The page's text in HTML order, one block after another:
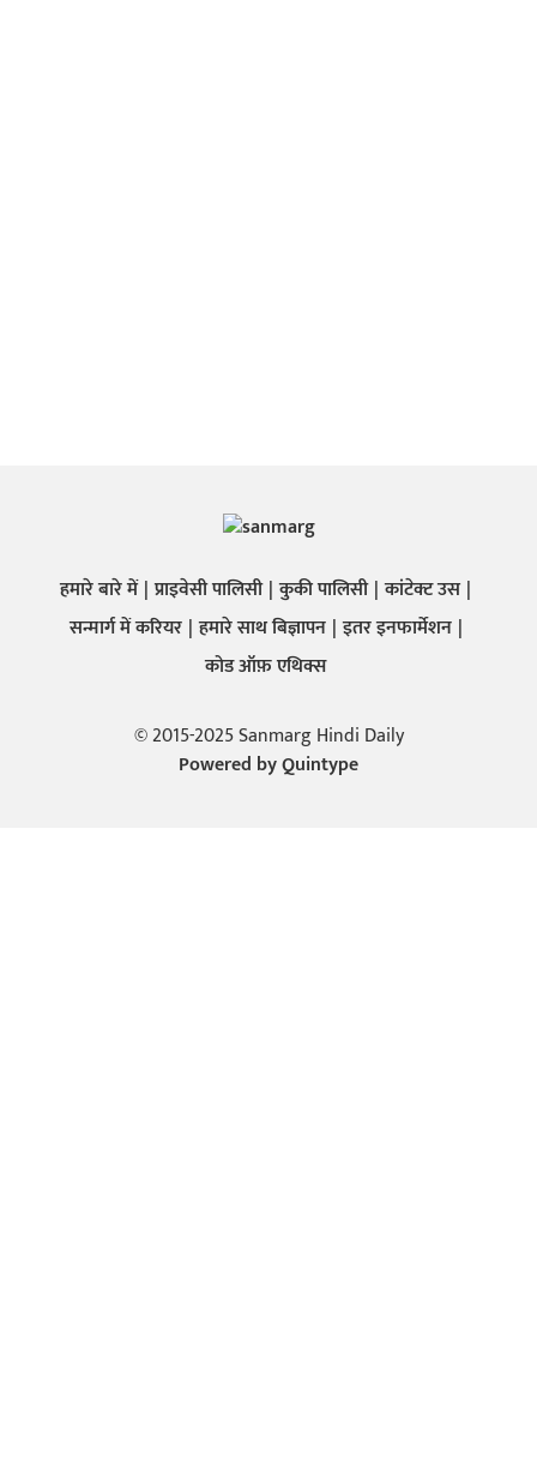
हमारे बारे में प्राइवेसी पालिसी कुकी पालिसी कांटेक्ट उस
सन्मार्ग में करियर हमारे साथ बिज्ञापन इतर इनफार्मेशन
कोड ऑफ़ एथिक्स
© 2015-2025 Sanmarg Hindi Daily
Powered byQuintype